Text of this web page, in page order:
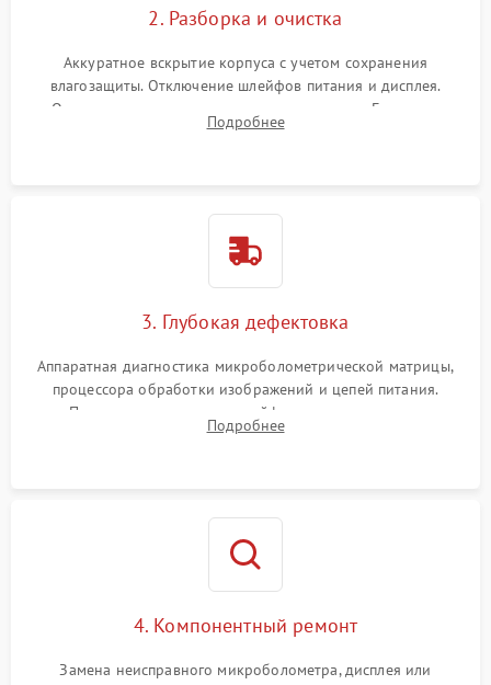
2. Разборка и очистка
Аккуратное вскрытие корпуса с учетом сохранения
влагозащиты. Отключение шлейфов питания и дисплея.
Очистка внутренних плат от окислов и пыли. Бережная
обработка германиевого объектива специализированными
Подробнее
3. Глубокая дефектовка
Аппаратная диагностика микроболометрической матрицы,
процессора обработки изображений и цепей питания.
Проверка целостности шлейфов, модуля памяти и
интерфейсов связи. Выявление сгоревших SMD-компонентов
Подробнее
4. Компонентный ремонт
Замена неисправного микроболометра, дисплея или